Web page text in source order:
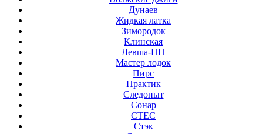
Дунаев
Жидкая латка
Зимородок
Клинская
Левша-НН
Мастер лодок
Пирс
Практик
Следопыт
Сонар
СТЕС
Стэк